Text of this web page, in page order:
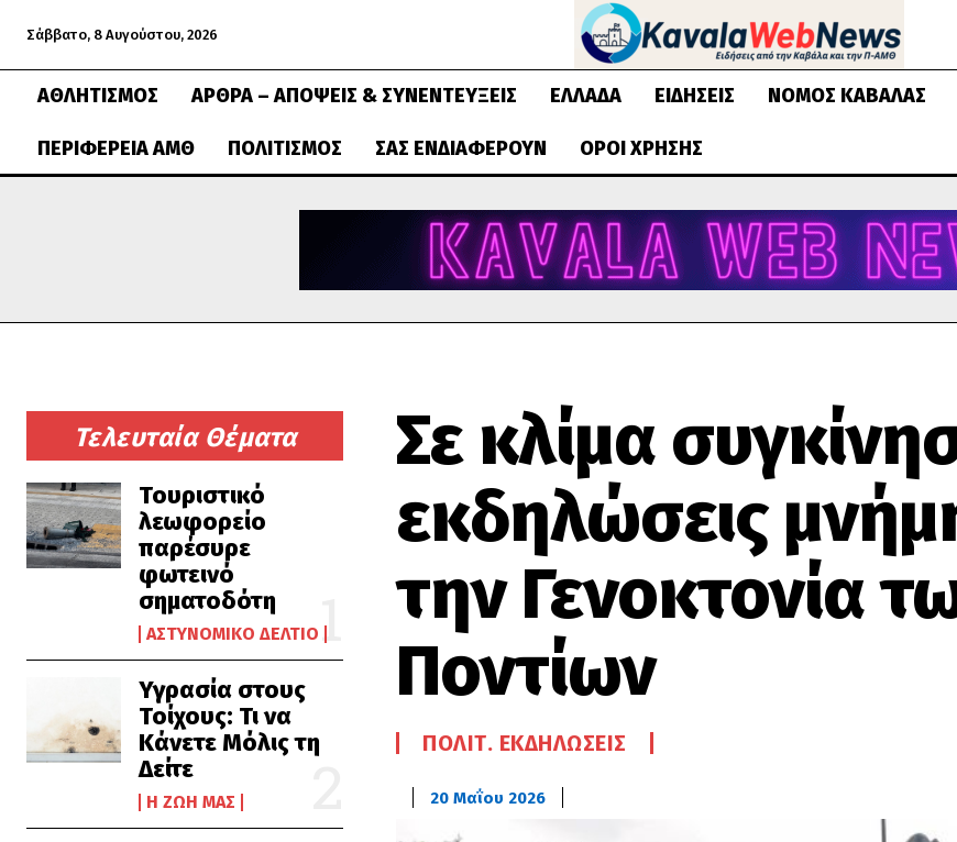
Σάββατο, 8 Αυγούστου, 2026
ΑΘΛΗΤΙΣΜΌΣ ΆΡΘΡΑ – ΑΠΌΨΕΙΣ & ΣΥΝΕΝΤΕΎΞΕΙΣ ΕΛΛΆΔΑ ΕΙΔΉΣΕΙΣ ΝΟΜΌΣ ΚΑΒΆΛΑΣ
ΠΕΡΙΦΈΡΕΙΑ ΑΜΘ ΠΟΛΙΤΙΣΜΌΣ ΣΑΣ ΕΝΔΙΑΦΈΡΟΥΝ ΌΡΟΙ ΧΡΉΣΗΣ
Τελευταία Θέματα
Τουριστικό
λεωφορείο
παρέσυρε
φωτεινό
σηματοδότη
ΑΣΤΥΝΟΜΙΚΌ ΔΕΛΤΊΟ
Υγρασία στους
Τοίχους: Τι να
Κάνετε Μόλις τη
Δείτε
Η ΖΩΉ ΜΑΣ
Σε κλίμα
εκδηλώσεις
την Γενοκτονία
Ποντίων
ΠΟΛΙΤ. ΕΚΔΗΛΏΣΕΙΣ
20 Μαΐου 2026